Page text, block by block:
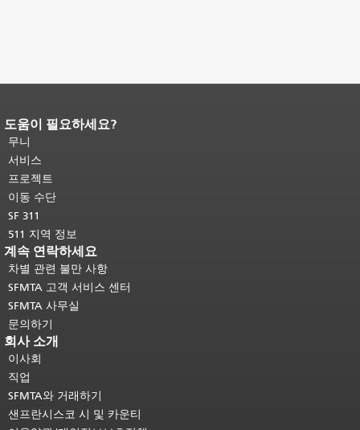
페이지 내용 끝입니다.이 페이지의 나
머지 내용은 모든 페이지에 반복됩니
다.메인 콘텐츠 상단으로 돌아가려면
여기를 클릭하십시오
도움이 필요하세요?
무니
서비스
프로젝트
이동 수단
SF 311
511 지역 정보
계속 연락하세요
차별 관련 불만 사항
SFMTA 고객 서비스 센터
SFMTA 사무실
문의하기
회사 소개
이사회
직업
SFMTA와 거래하기
샌프란시스코 시 및 카운티